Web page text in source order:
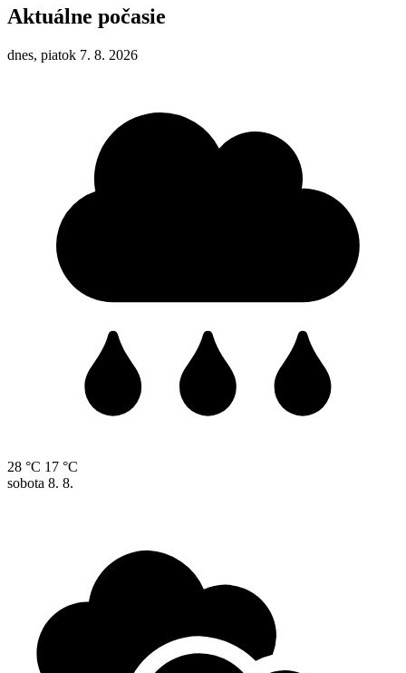
Aktuálne počasie
dnes, piatok 7. 8. 2026
28 °C 17 °C
sobota 8. 8.